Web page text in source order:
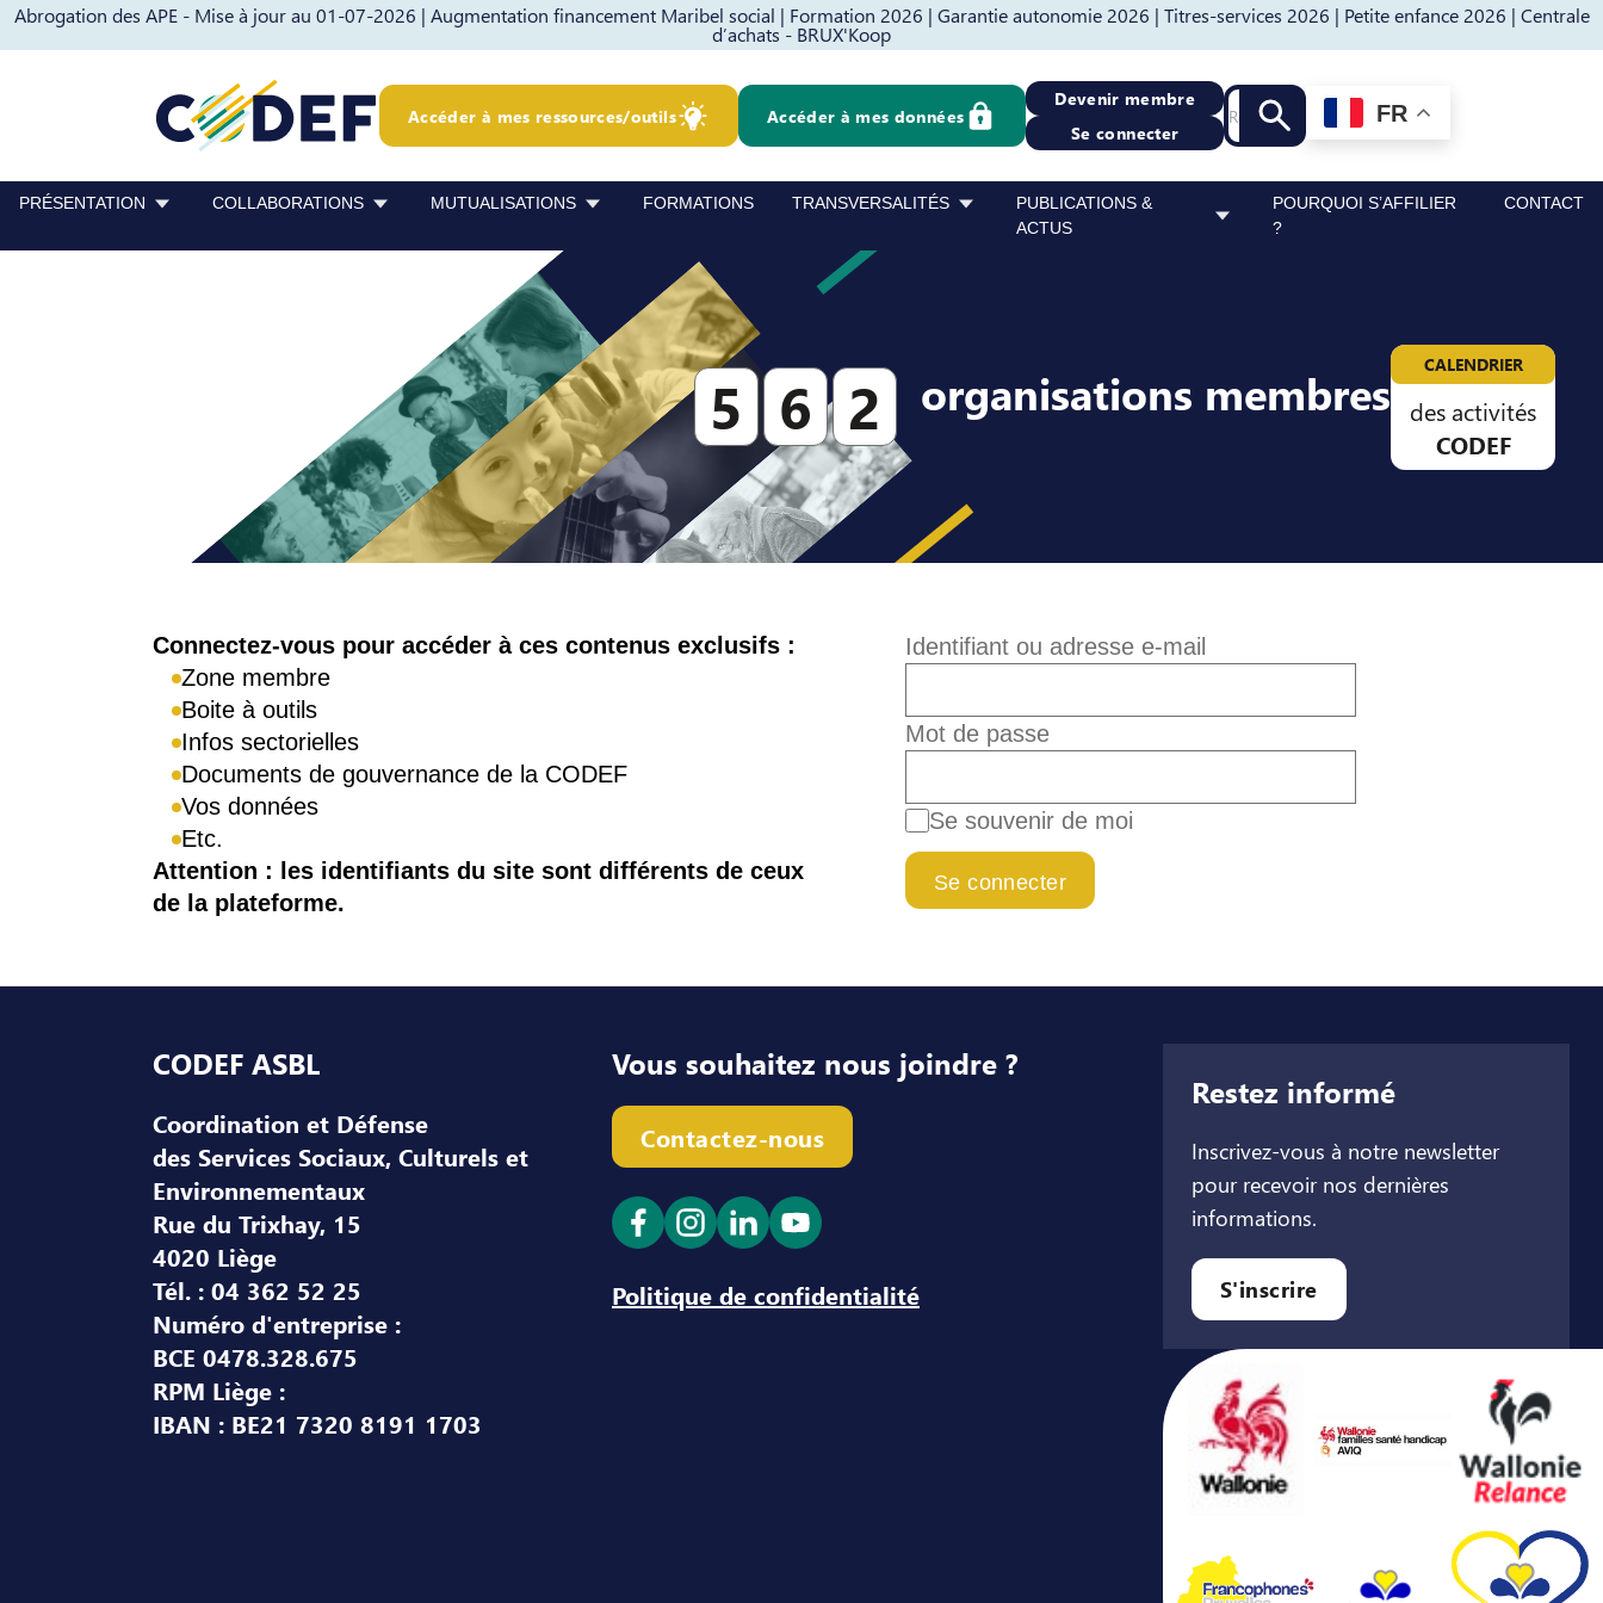
Abrogation des APE - Mise à jour au 01-07-2026 | Augmentation financement Maribel social | Formation 2026 | Garantie autonomie 2026 | Titres-services 2026 | Petite enfance 2026 | Centrale
d’achats - BRUX'Koop
Passer au contenu Passer au pied de page
Accéder à mes ressources/outils Accéder à mes données
Devenir membre
Se connecter
Recherche
Lancer la recherche
FR
PRÉSENTATION COLLABORATIONS MUTUALISATIONS FORMATIONS TRANSVERSALITÉS
PUBLICATIONS &
ACTUS
POURQUOI S’AFFILIER
?
CONTACT
5 6 2 organisations membres CALENDRIER
des activités
CODEF
Connexion
Connectez-vous pour accéder à ces contenus exclusifs :
Zone membre
Boite à outils
Infos sectorielles
Documents de gouvernance de la CODEF
Vos données
Etc.
Attention : les identifiants du site sont différents de ceux
de la plateforme.
Identifiant ou adresse e-mail
Mot de passe
Se souvenir de moi
Pied de page
CODEF ASBL
Coordination et Défense
des Services Sociaux, Culturels et
Environnementaux
Rue du Trixhay, 15
4020 Liège
Tél. : 04 362 52 25
Numéro d'entreprise :
BCE 0478.328.675
RPM Liège :
IBAN : BE21 7320 8191 1703
Vous souhaitez nous joindre ?
Contactez-nous
Ouvrir le lien dans un nouvel onglet
Ouvrir le lien dans un nouvel onglet
Ouvrir le lien dans un nouvel onglet
Ouvrir le lien dans un nouvel onglet
Politique de confidentialité
Restez informé
Inscrivez-vous à notre newsletter
pour recevoir nos dernières
informations.
S'inscrire
Avec le soutien de ...